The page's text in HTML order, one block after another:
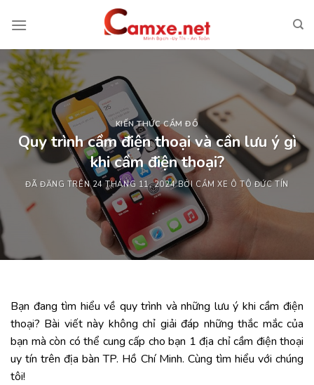
đến
dung
KIẾN THỨC CẦM ĐỒ
Quy trình cầm điện thoại và cần lưu ý gì
khi cầm điện thoại?
ĐÃ ĐĂNG TRÊN24 THÁNG 11, 2024 BỞI CẦM XE Ô TÔ ĐỨC TÍN
Bạn đang tìm hiểu về quy trình và những lưu ý khi cầm điện
thoại? Bài viết này không chỉ giải đáp những thắc mắc của
bạn mà còn có thể cung cấp cho bạn 1 địa chỉ cầm điện thoại
uy tín trên địa bàn TP. Hồ Chí Minh. Cùng tìm hiểu với chúng
tôi!